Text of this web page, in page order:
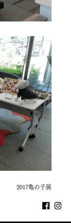
2017亀の子展